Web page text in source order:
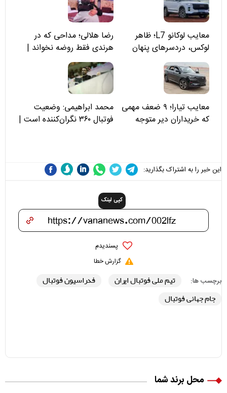
معایب لوکانو L7؛ ظاهر
لوکس، دردسرهای پنهان
رضا هلالی؛ مداحی که در
هرندی فقط روضه نخواند |
مسئولان «تکیه‌گاه آقا مرتضی
علی(ع)» را جدی‌تر ببینند
معایب تیارا؛ ۹ ضعف مهمی
که خریداران دیر متوجه
محمد ابراهیمی: وضعیت
فوتبال ۳۶۰ نگران‌کننده است |
این خبر را به اشتراک بگذارید:
کپی لینک
پسندیدم
گزارش خطا
برچسب ها: تیم ملی فوتبال ایران
فدراسیون فوتبال
جام جهانی فوتبال
محل برند شما